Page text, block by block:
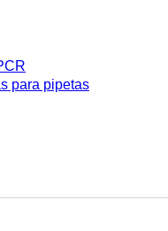
para pipetas